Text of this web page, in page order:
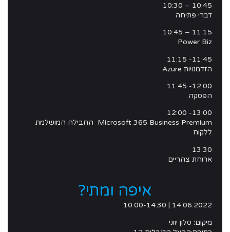
10:45 – 10:30
דברי פתיחה
11:15 – 10:45
Power Biz
11:45- 11:15
הזדמנויות Azure
12:00- 11:45
הפסקה
13:00- 12:00
Microsoft 365 Business Premium החבילה המושלמת
ללקוח
13:30
ארוחת צהריים
איפה ומתי?
14.06.2022 | 10:00-14:30
מיקום:סלון יווני